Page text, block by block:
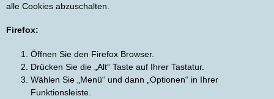
alle Cookies abzuschalten.
Firefox:
Öffnen Sie den Firefox Browser.
Drücken Sie die „Alt“ Taste auf Ihrer Tastatur.
Wählen Sie „Menü“ und dann „Optionen“ in Ihrer
Funktionsleiste.